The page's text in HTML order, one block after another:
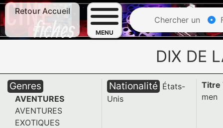
Retour Accueil
MENU
Chercher un
DIX DE
Genres
AVENTURES
AVENTURES
EXOTIQUES
Nationalité États-
Unis
Titre
men